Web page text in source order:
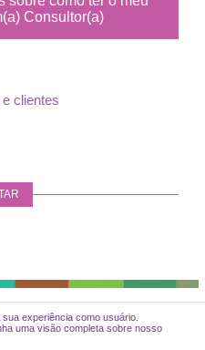
Consultor(a)
clientes
experiência como usuário.
uma visão completa sobre nosso